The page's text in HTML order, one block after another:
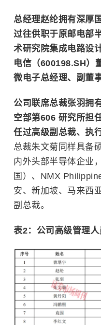
总经理赵纶拥有深厚
过往供职于原邮电部
术研究院集成电路设
电信（600198.SH）
微电子总经理、副董
公司联席总裁张羽拥
空部第606 研究所担
任过高级副总裁、执
总裁朱文菊同样具备
内外头部半导体企业
国）、NMX
安、新加坡、马来西
副总裁。
表2：公司高级管理